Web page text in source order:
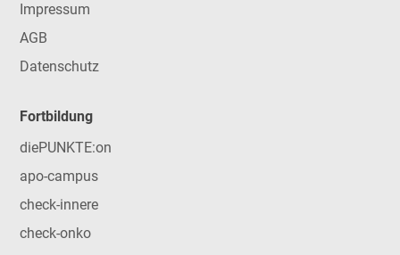
Impressum
AGB
Datenschutz
Fortbildung
diePUNKTE:on
apo-campus
check-innere
check-onko